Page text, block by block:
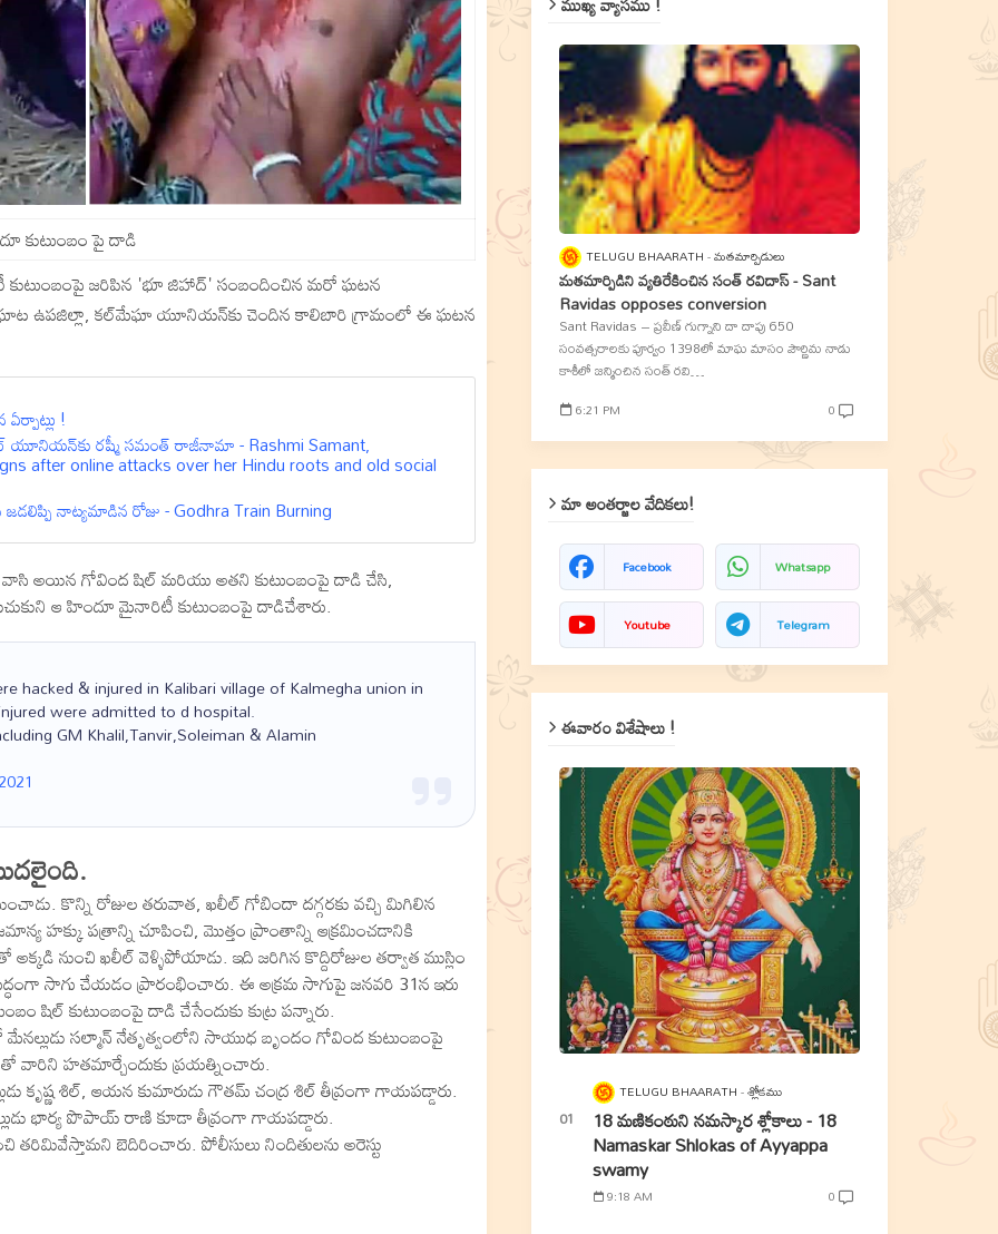
కుటుంబం పై దాడి
జరిపిన 'భూ జిహాద్' సంబందించిన మరో ఘటన
ఉపజిల్లా, కల్‌మేఘా యూనియన్‌కు చెందిన కాలిబారి గ్రామంలో ఈ ఘటన
!
ర‌ష్మీ స‌మంత్ రాజీనా‌మా - Rashmi Samant,
after online attacks over her Hindu roots and old social
నాట్యమాడిన రోజు - Godhra Train Burning
అయిన గోవింద షిల్ మరియు అతని కుటుంబంపై దాడి చేసి,
ఆ హిందూ మైనారిటీ కుటుంబంపై దాడిచేశారు.
hacked & injured in Kalibari village of Kalmegha union in
were admitted to d hospital.
GM Khalil,Tanvir,Soleiman & Alamin
కొన్ని రోజుల తరువాత, ఖలీల్ గోబిందా దగ్గరకు వచ్చి మిగిలిన
హక్కు పత్రాన్ని చూపించి, మొత్తం ప్రాంతాన్ని ఆక్రమించడానికి
నుంచి ఖలీల్ వెళ్ళిపోయాడు. ఇది జరిగిన కొద్దిరోజుల తర్వాత ముస్లిం
సాగు చేయడం ప్రారంభించారు. ఈ అక్రమ సాగుపై జనవరి 31న ఇరు
షిల్ కుటుంబంపై దాడి చేసేందుకు కుట్ర పన్నారు.
సల్మాన్ నేతృత్వంలోని సాయుధ బృందం గోవింద కుటుంబంపై
వారిని హతమార్చేందుకు ప్రయత్నించారు.
శిల్, ఆయన కుమారుడు గౌతమ్ చంద్ర శిల్ తీవ్రంగా గాయపడ్డారు.
భార్య పొపాయ్ రాణి కూడా తీవ్రంగా గాయపడ్డారు.
బెదిరించారు. పోలీసులు నిందితులను అరెస్టు
TELUGU BHAARATH మతమార్పిడులు
మతమార్పిడిని వ్యతిరేకించిన సంత్‌ రవిదాస్‌ - Sant
Ravidas opposes conversion
Sant Ravidas – ప్రవీణ్‌ గుగ్నాని దా దాపు 650
సంవత్సరాలకు పూర్వం 1398లో మాఘ మాసం పౌర్ణిమ నాడు
కాశీలో జన్మించిన సంత్‌ రవి…
6:21 PM 0
మా అంతర్జాల వేదికలు!
Facebook Whatsapp
Youtube Telegram
ఈవారం విశేషాలు !
TELUGU BHAARATH శ్లోకము
18 మణికంఠుని నమస్కార శ్లోకాలు - 18
Namaskar Shlokas of Ayyappa
swamy
9:18 AM 0